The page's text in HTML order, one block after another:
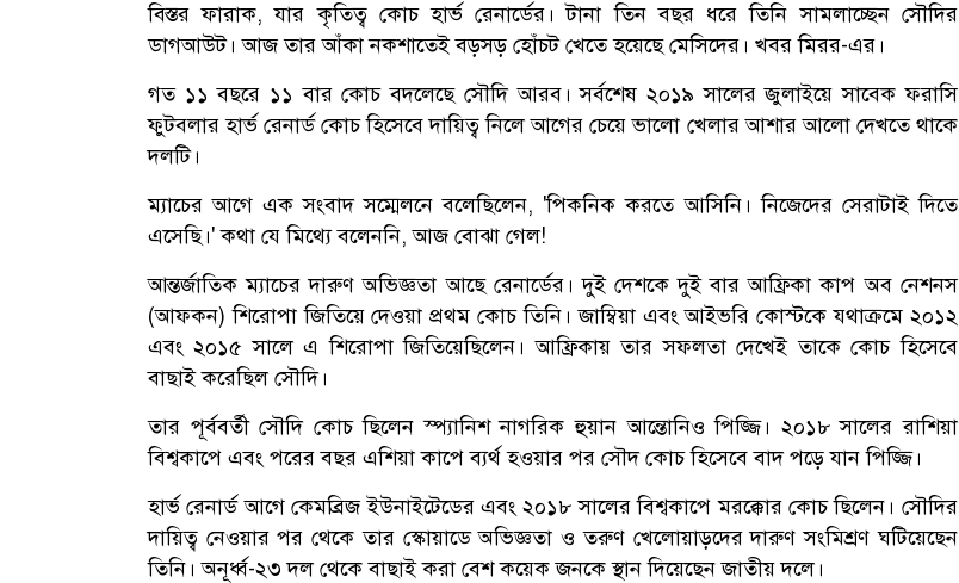
বিস্তর ফারাক, যার কৃতিত্ব কোচ হার্ভ রেনার্ডের। টানা তিন বছর ধরে তিনি সামলাচ্ছেন সৌদির
ডাগআউট। আজ তার আঁকা নকশাতেই বড়সড় হোঁচট খেতে হয়েছে মেসিদের। খবর মিরর-এর।
গত ১১ বছরে ১১ বার কোচ বদলেছে সৌদি আরব। সর্বশেষ ২০১৯ সালের জুলাইয়ে সাবেক ফরাসি
ফুটবলার হার্ভ রেনার্ড কোচ হিসেবে দায়িত্ব নিলে আগের চেয়ে ভালো খেলার আশার আলো দেখতে থাকে
দলটি।
ম্যাচের আগে এক সংবাদ সম্মেলনে বলেছিলেন, 'পিকনিক করতে আসিনি। নিজেদের সেরাটাই দিতে
এসেছি।' কথা যে মিথ্যে বলেননি, আজ বোঝা গেল!
আন্তর্জাতিক ম্যাচের দারুণ অভিজ্ঞতা আছে রেনার্ডের। দুই দেশকে দুই বার আফ্রিকা কাপ অব নেশনস
(আফকন) শিরোপা জিতিয়ে দেওয়া প্রথম কোচ তিনি। জাম্বিয়া এবং আইভরি কোস্টকে যথাক্রমে ২০১২
এবং ২০১৫ সালে এ শিরোপা জিতিয়েছিলেন। আফ্রিকায় তার সফলতা দেখেই তাকে কোচ হিসেবে
বাছাই করেছিল সৌদি।
তার পূর্ববর্তী সৌদি কোচ ছিলেন স্প্যানিশ নাগরিক হুয়ান আন্তোনিও পিজ্জি। ২০১৮ সালের রাশিয়া
বিশ্বকাপে এবং পরের বছর এশিয়া কাপে ব্যর্থ হওয়ার পর সৌদ কোচ হিসেবে বাদ পড়ে যান পিজ্জি।
হার্ভ রেনার্ড আগে কেমব্রিজ ইউনাইটেডের এবং ২০১৮ সালের বিশ্বকাপে মরক্কোর কোচ ছিলেন। সৌদির
দায়িত্ব নেওয়ার পর থেকে তার স্কোয়াডে অভিজ্ঞতা ও তরুণ খেলোয়াড়দের দারুণ সংমিশ্রণ ঘটিয়েছেন
তিনি। অনূর্ধ্ব-২৩ দল থেকে বাছাই করা বেশ কয়েক জনকে স্থান দিয়েছেন জাতীয় দলে।